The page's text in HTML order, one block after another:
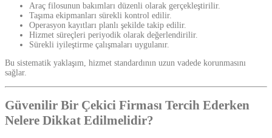
Araç filosunun bakımları düzenli olarak gerçekleştirilir.
Taşıma ekipmanları sürekli kontrol edilir.
Operasyon kayıtları planlı şekilde takip edilir.
Hizmet süreçleri periyodik olarak değerlendirilir.
Sürekli iyileştirme çalışmaları uygulanır.
Bu sistematik yaklaşım, hizmet standardının uzun vadede korunmasını
sağlar.
Güvenilir Bir Çekici Firması Tercih Ederken
Nelere Dikkat Edilmelidir?